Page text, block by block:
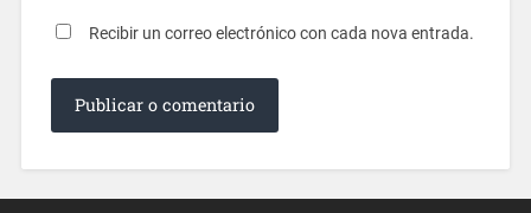
Recibir un correo electrónico con cada nova entrada.